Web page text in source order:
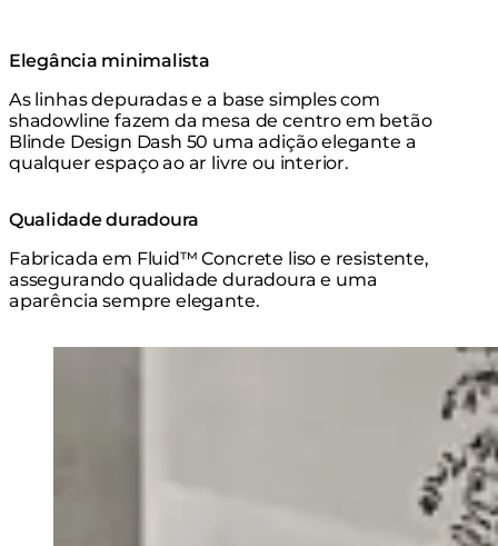
Elegância minimalista
As linhas depuradas e a base simples com
shadowline fazem da mesa de centro em betão
Blinde Design Dash 50 uma adição elegante a
qualquer espaço ao ar livre ou interior.
Qualidade duradoura
Fabricada em Fluid™ Concrete liso e resistente,
assegurando qualidade duradoura e uma
aparência sempre elegante.